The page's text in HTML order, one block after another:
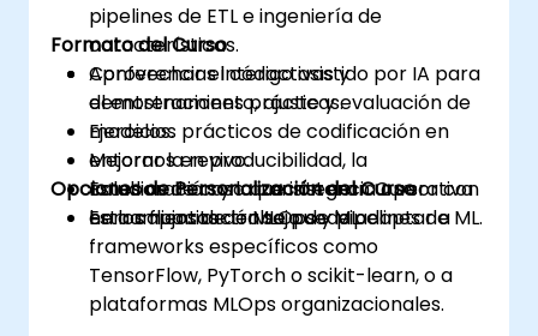
pipelines de ETL e ingeniería de
características.
Aprovechar el código asistido por IA para
el entrenamiento, ajuste y evaluación de
modelos.
Mejorar la reproducibilidad, la
colaboración y la consistencia operativa
en los flujos de trabajo de ML.
Formato del Curso
Conferencias interactivas y
demostraciones prácticas.
Ejercicios prácticos de codificación en
entornos en vivo.
Estudios de caso que integran Cursor con
herramientas de MLOps y pipelines de ML.
Opciones de Personalización del Curso
Esta capacitación se puede adaptar a
frameworks específicos como
TensorFlow, PyTorch o scikit-learn, o a
plataformas MLOps organizacionales.